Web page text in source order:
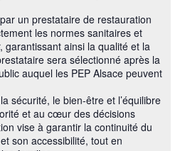
un prestataire de restauration
les normes sanitaires et
garantissant ainsi la qualité et la
sera sélectionné après la
auquel les PEP Alsace peuvent
sécurité, le bien-être et l’équilibre
et au cœur des décisions
vise à garantir la continuité du
son accessibilité, tout en